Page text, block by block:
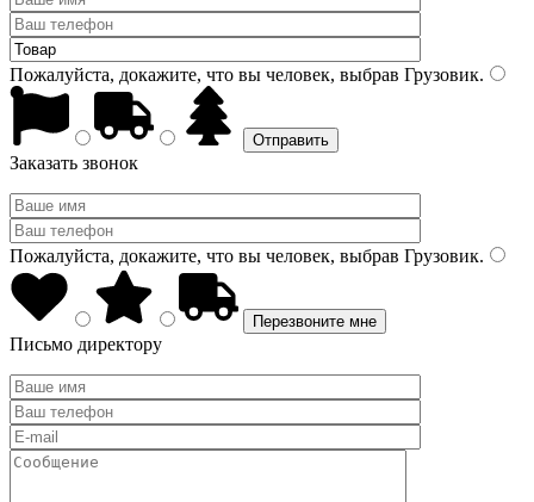
Пожалуйста, докажите, что вы человек, выбрав Грузовик.
Заказать звонок
Пожалуйста, докажите, что вы человек, выбрав Грузовик.
Письмо директору